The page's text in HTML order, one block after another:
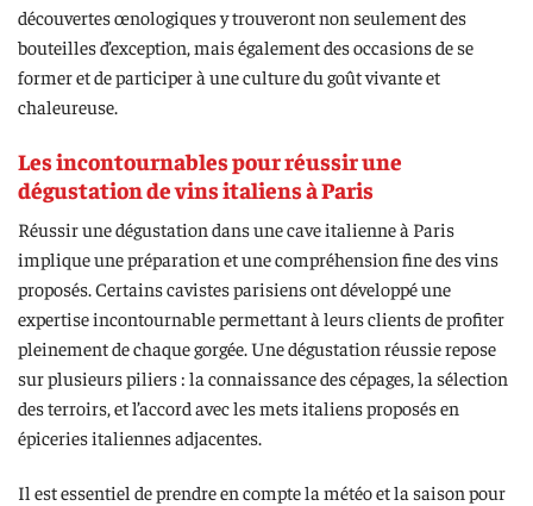
découvertes œnologiques y trouveront non seulement des
bouteilles d’exception, mais également des occasions de se
former et de participer à une culture du goût vivante et
chaleureuse.
Les incontournables pour réussir une
dégustation de vins italiens à Paris
Réussir une dégustation dans une cave italienne à Paris
implique une préparation et une compréhension fine des vins
proposés. Certains cavistes parisiens ont développé une
expertise incontournable permettant à leurs clients de profiter
pleinement de chaque gorgée. Une dégustation réussie repose
sur plusieurs piliers : la connaissance des cépages, la sélection
des terroirs, et l’accord avec les mets italiens proposés en
épiceries italiennes adjacentes.
Il est essentiel de prendre en compte la météo et la saison pour